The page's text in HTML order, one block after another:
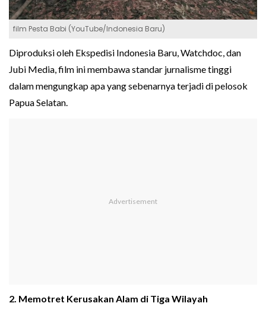
film Pesta Babi (YouTube/Indonesia Baru)
Diproduksi oleh Ekspedisi Indonesia Baru, Watchdoc, dan
Jubi Media, film ini membawa standar jurnalisme tinggi
dalam mengungkap apa yang sebenarnya terjadi di pelosok
Papua Selatan.
2. Memotret Kerusakan Alam di Tiga Wilayah